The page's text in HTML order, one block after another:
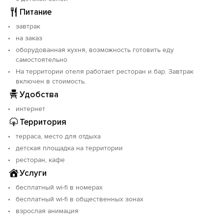
- Комфортная зона отдыха
- Детская и спортивная площадка
- Лаунж-зона возле бара
- Парковка
- Бесплатный Wi-Fi
- Прокат детского инвентаря
Питание
завтрак
на заказ
оборудованная кухня, возможность готовить еду
самостоятельно
На территории отеля работает ресторан и бар. Завтрак
включен в стоимость.
Удобства
интернет
Территория
терраса, место для отдыха
детская площадка на территории
ресторан, кафе
Услуги
бесплатный wi-fi в номерах
бесплатный wi-fi в общественных зонах
взрослая анимация